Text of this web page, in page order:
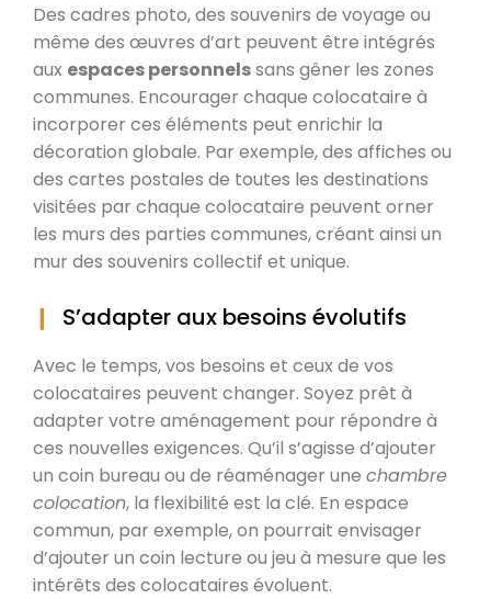
Des cadres photo, des souvenirs de voyage ou
même des œuvres d’art peuvent être intégrés
aux espaces personnelssans gêner les zones
communes. Encourager chaque colocataire à
incorporer ces éléments peut enrichir la
décoration globale. Par exemple, des affiches ou
des cartes postales de toutes les destinations
visitées par chaque colocataire peuvent orner
les murs des parties communes, créant ainsi un
mur des souvenirs collectif et unique.
S’adapter aux besoins évolutifs
Avec le temps, vos besoins et ceux de vos
colocataires peuvent changer. Soyez prêt à
adapter votre aménagement pour répondre à
ces nouvelles exigences. Qu’il s’agisse d’ajouter
un coin bureau ou de réaménager une chambre
colocation, la flexibilité est la clé. En espace
commun, par exemple, on pourrait envisager
d’ajouter un coin lecture ou jeu à mesure que les
intérêts des colocataires évoluent.